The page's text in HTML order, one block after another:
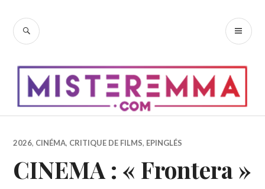
contenu
RECHERCHE
2026, CINÉMA, CRITIQUE DE FILMS, EPINGLÉS
CINEMA : « Frontera »